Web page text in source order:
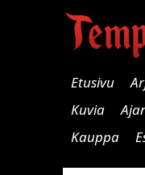
Etusivu
Kuvia
Kauppa